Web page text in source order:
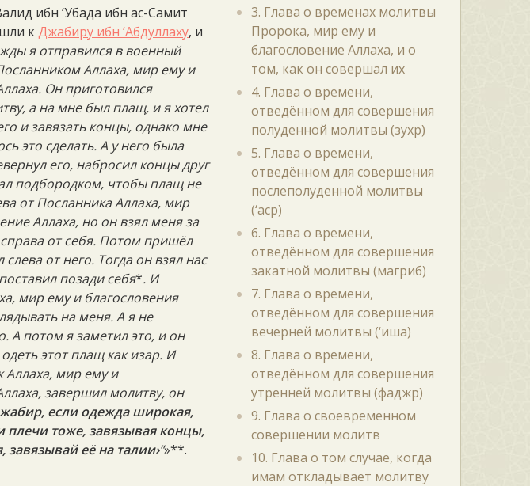
ибн ‘Убада ибн ас-Самит
кДжабиру ибн ‘Абдуллаху, и
я отправился в военный
Аллаха, мир ему и
Он приготовился
а на мне был плащ, и я хотел
и завязать концы, однако мне
это сделать. А у него была
его, набросил концы друг
подбородком, чтобы плащ не
от Посланника Аллаха, мир
Аллаха, но он взял меня за
от себя. Потом пришёл
от него. Тогда он взял нас
позади себя*. И
мир ему и благословения
на меня. А я не
А потом я заметил это, и он
этот плащ как изар. И
Аллаха, мир ему и
завершил молитву, он
если одежда широкая,
тоже, завязывая концы,
завязывай её на талии›”»**.
3. Глава о временах молитвы
Пророка, мир ему и
благословение Аллаха, и о
том, как он совершал их
4. Глава о времени,
отведённом для совершения
полуденной молитвы (зухр)
5. Глава о времени,
отведённом для совершения
послеполуденной молитвы
(‘аср)
6. Глава о времени,
отведённом для совершения
закатной молитвы (магриб)
7. Глава о времени,
отведённом для совершения
вечерней молитвы (‘иша)
8. Глава о времени,
отведённом для совершения
утренней молитвы (фаджр)
9. Глава о своевременном
совершении молитв
10. Глава о том случае, когда
имам откладывает молитву